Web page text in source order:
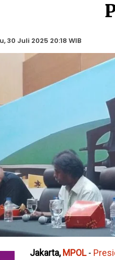
30 Juli 2025 20:18 WIB
Jakarta, MPOL-